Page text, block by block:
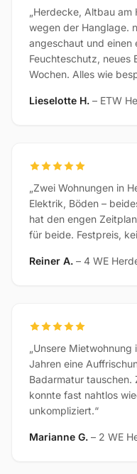
„Herdecke, Altbau
wegen der Hanglage.
angeschaut und einen
Feuchteschutz, neues
Wochen. Alles wie
Lieselotte H. – ETW
„Zwei Wohnungen in
Elektrik, Böden –
hat den engen
für beide. Festpreis,
Reiner A. – 4 WE
„Unsere
Jahren eine
Badarmatur tauschen.
konnte fast nahtlos
unkompliziert.“
Marianne G. – 2 WE